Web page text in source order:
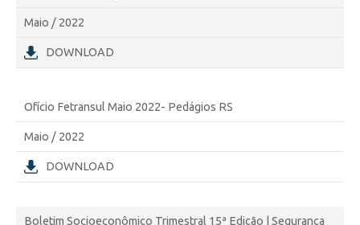
Maio / 2022
DOWNLOAD
Ofício Fetransul Maio 2022- Pedágios RS
Maio / 2022
DOWNLOAD
Boletim Socioeconômico Trimestral 15ª Edição | Segurança